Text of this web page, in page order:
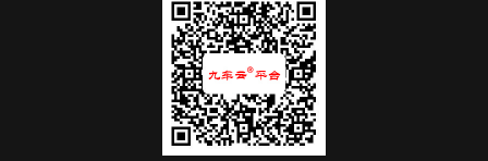
找不到任何内容